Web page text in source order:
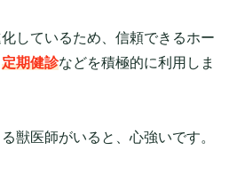
しているため、信頼できるホー
定期健診などを積極的に利用しま
獣医師がいると、心強いです。